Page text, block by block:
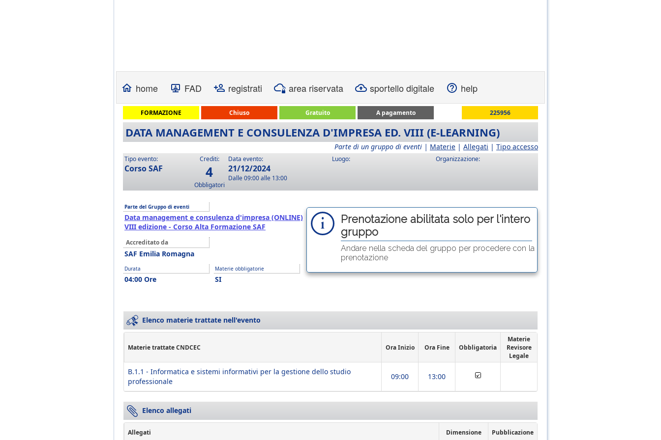
home FAD registrati area riservata sportello digitale help
FORMAZIONE Chiuso Gratuito A pagamento 225956
DATA MANAGEMENT E CONSULENZA D'IMPRESA ED. VIII (E-LEARNING)
Parte di un gruppo di eventi | Materie | Allegati | Tipo accesso
Tipo evento:
Corso SAF
Crediti:
4
Obbligatori
Data evento:
21/12/2024
Dalle 09:00 alle 13:00
Luogo: Organizzazione:
Parte del Gruppo di eventi
Data management e consulenza d'impresa (ONLINE)
VIII edizione - Corso Alta Formazione SAF
Accreditato da
SAF Emilia Romagna
Durata
04:00 Ore
Materie obbligatorie
SI
Prenotazione abilitata solo per l'intero
gruppo
Andare nella scheda del gruppo per procedere con la
prenotazione
Elenco materie trattate nell'evento
Materie trattate CNDCEC Ora Inizio Ora Fine Obbligatoria
Materie
Revisore
Legale
B.1.1 - Informatica e sistemi informativi per la gestione dello studio
professionale
09:00 13:00
Elenco allegati
Allegati Dimensione Pubblicazione